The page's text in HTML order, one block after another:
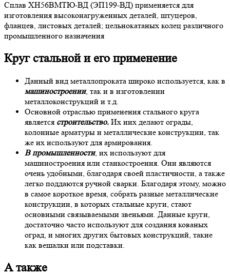
Сплав ХН56ВМТЮ-ВД (ЭП199-ВД) применяется для
изготовления высоконагруженных деталей, штуцеров,
фланцев, листовых деталей; цельнокатаных колец различного
промышленного назначения
Круг стальной и его применение
Данный вид металлопроката широко используется, как в
машиностроении, так и в изготовлении
металлоконструкций и т.д.
Основной отраслью применения стального круга
является строительство. Их них делают ограды,
колонные арматуры и металлические конструкции, так
же их используют для армирования.
В промышленности, их используют для
машиностроения или станкостроения. Они являются
очень удобными, благодаря своей пластичности, а также
легко поддаются ручной сварки. Благодаря этому, можно
в самое короткое время, собрать разные металлические
конструкции, в которых стальные круги, стают
основными связываемыми звеньями. Данные круги,
достаточно часто используют для создания кованых
оград, и многих других бытовых конструкций, такие
как вешалки или подставки.
А также